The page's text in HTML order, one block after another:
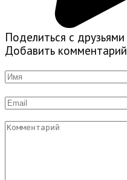
Поделиться с друзьями
Добавить комментарий
Имя
*
Email
*
Комментарий